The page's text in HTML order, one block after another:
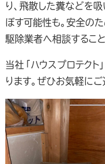
り、飛散した糞などを
ぼす可能性も。安全の
駆除業者へ相談するこ
当社「ハウスプロテク
ります。ぜひお気軽にご